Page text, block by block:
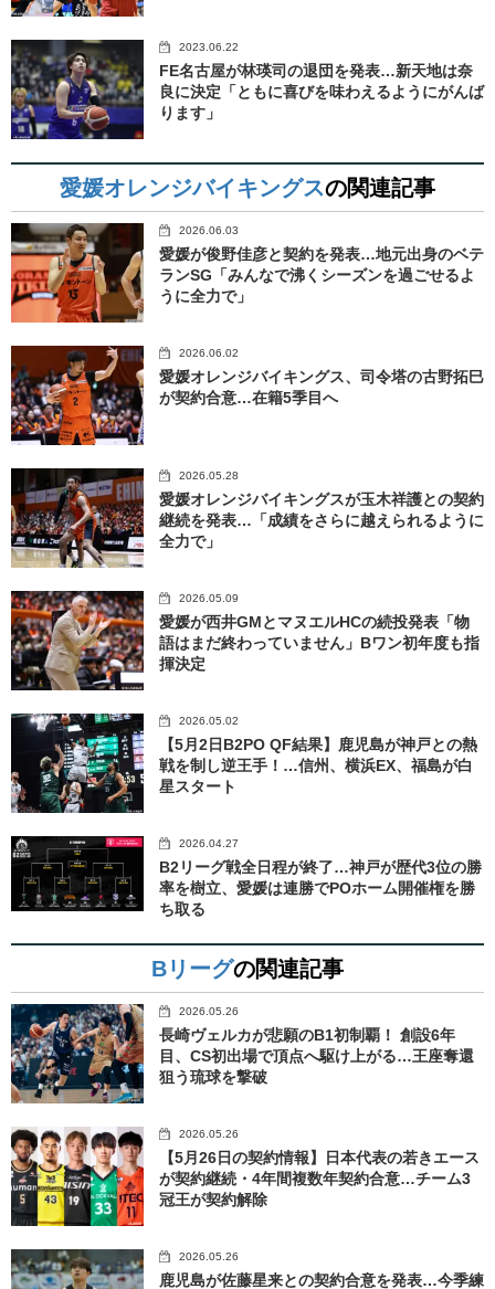
2023.06.22
FE名古屋が林瑛司の退団を発表…新天地は奈
良に決定「ともに喜びを味わえるようにがんば
ります」
愛媛オレンジバイキングスの関連記事
2026.06.03
愛媛が俊野佳彦と契約を発表…地元出身のベテ
ランSG「みんなで沸くシーズンを過ごせるよ
うに全力で」
2026.06.02
愛媛オレンジバイキングス、司令塔の古野拓巳
が契約合意…在籍5季目へ
2026.05.28
愛媛オレンジバイキングスが玉木祥護との契約
継続を発表…「成績をさらに越えられるように
全力で」
2026.05.09
愛媛が西井GMとマヌエルHCの続投発表「物
語はまだ終わっていません」Bワン初年度も指
揮決定
2026.05.02
【5月2日B2PO QF結果】鹿児島が神戸との熱
戦を制し逆王手！…信州、横浜EX、福島が白
星スタート
2026.04.27
B2リーグ戦全日程が終了…神戸が歴代3位の勝
率を樹立、愛媛は連勝でPOホーム開催権を勝
ち取る
Bリーグの関連記事
2026.05.26
長崎ヴェルカが悲願のB1初制覇！ 創設6年
目、CS初出場で頂点へ駆け上がる…王座奪還
狙う琉球を撃破
2026.05.26
【5月26日の契約情報】日本代表の若きエース
が契約継続・4年間複数年契約合意…チーム3
冠王が契約解除
2026.05.26
鹿児島が佐藤星来との契約合意を発表…今季練